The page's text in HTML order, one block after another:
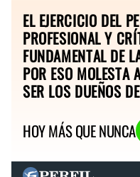
EL EJERCICIO DEL
PROFESIONAL Y
FUNDAMENTAL DE
POR ESO MOLESTA
SER LOS DUEÑOS
HOY MÁS QUE NUNCA